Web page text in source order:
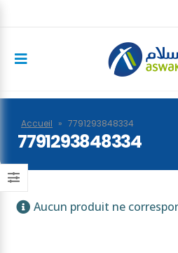
Accueil » 7791293848334
7791293848334
Aucun produit ne